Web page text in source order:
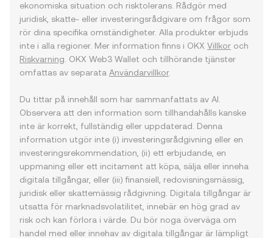
ekonomiska situation och risktolerans. Rådgör med
juridisk, skatte- eller investeringsrådgivare om frågor som
rör dina specifika omständigheter. Alla produkter erbjuds
inte i alla regioner. Mer information finns i OKX Villkor och
Riskvarning . OKX Web3 Wallet och tillhörande tjänster
omfattas av separata Användarvillkor.
Du tittar på innehåll som har sammanfattats av AI.
Observera att den information som tillhandahålls kanske
inte är korrekt, fullständig eller uppdaterad. Denna
information utgör inte (i) investeringsrådgivning eller en
investeringsrekommendation, (ii) ett erbjudande, en
uppmaning eller ett incitament att köpa, sälja eller inneha
digitala tillgångar, eller (iii) finansiell, redovisningsmässig,
juridisk eller skattemässig rådgivning. Digitala tillgångar är
utsatta för marknadsvolatilitet, innebär en hög grad av
risk och kan förlora i värde. Du bör noga överväga om
handel med eller innehav av digitala tillgångar är lämpligt